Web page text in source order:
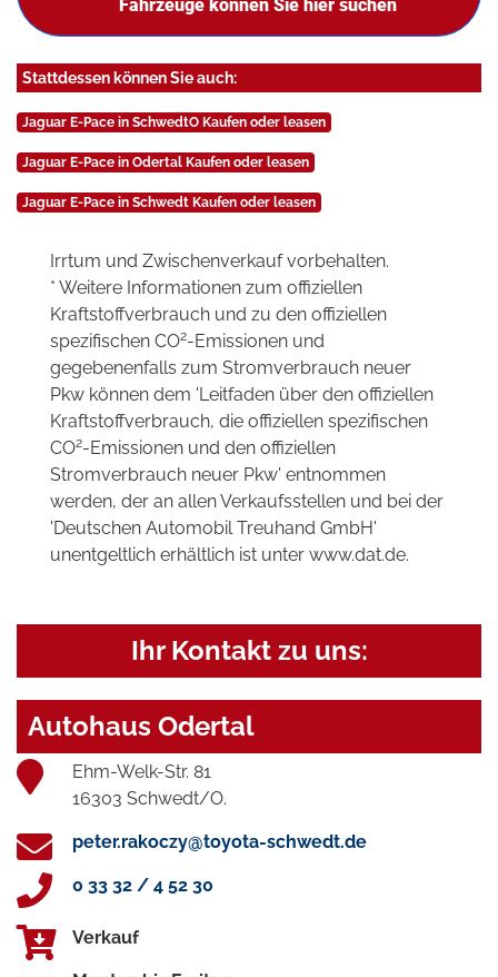
Fahrzeuge können Sie hier suchen
Stattdessen können Sie auch:
Jaguar E-Pace in SchwedtO Kaufen oder leasen
Jaguar E-Pace in Odertal Kaufen oder leasen
Jaguar E-Pace in Schwedt Kaufen oder leasen
Irrtum und Zwischenverkauf vorbehalten.
* Weitere Informationen zum offiziellen
Kraftstoffverbrauch und zu den offiziellen
spezifischen CO2-Emissionen und
gegebenenfalls zum Stromverbrauch neuer
Pkw können dem 'Leitfaden über den offiziellen
Kraftstoffverbrauch, die offiziellen spezifischen
CO2-Emissionen und den offiziellen
Stromverbrauch neuer Pkw' entnommen
werden, der an allen Verkaufsstellen und bei der
'Deutschen Automobil Treuhand GmbH'
unentgeltlich erhältlich ist unter www.dat.de.
Ihr Kontakt zu uns:
Autohaus Odertal
Ehm-Welk-Str. 81
16303 Schwedt/O.
peter.rakoczy@toyota-schwedt.de
0 33 32 / 4 52 30
Verkauf